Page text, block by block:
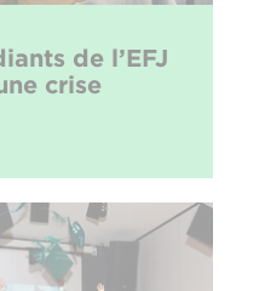
de l’EFJ
crise